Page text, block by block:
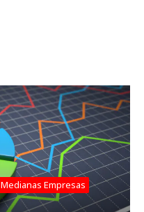
Medianas Empresas ,